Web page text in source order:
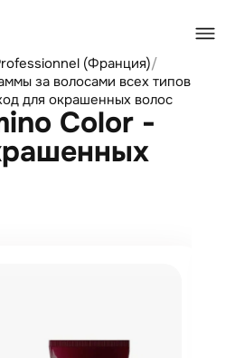
(Франция)/
за волосами всех типов
для окрашенных волос
Color -